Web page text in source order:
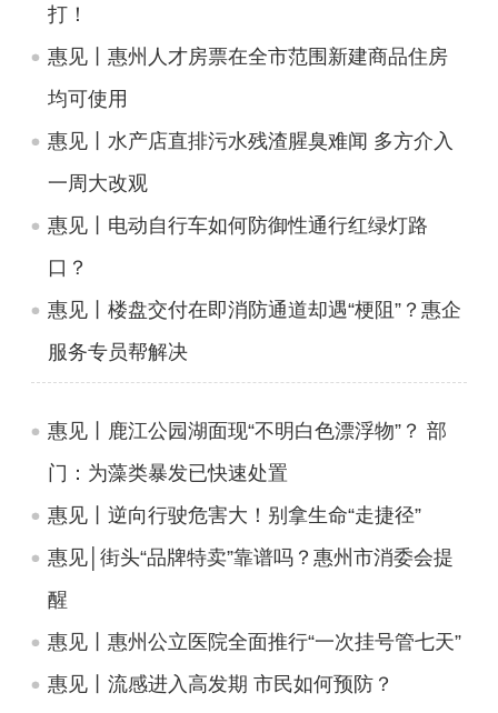
打！
惠见丨惠州人才房票在全市范围新建商品住房
均可使用
惠见丨水产店直排污水残渣腥臭难闻 多方介入
一周大改观
惠见丨电动自行车如何防御性通行红绿灯路
口？
惠见丨楼盘交付在即消防通道却遇“梗阻”？惠企
服务专员帮解决
惠见丨鹿江公园湖面现“不明白色漂浮物”？ 部
门：为藻类暴发已快速处置
惠见丨逆向行驶危害大！别拿生命“走捷径”
惠见│街头“品牌特卖”靠谱吗？惠州市消委会提
醒
惠见丨惠州公立医院全面推行“一次挂号管七天”
惠见丨流感进入高发期 市民如何预防？